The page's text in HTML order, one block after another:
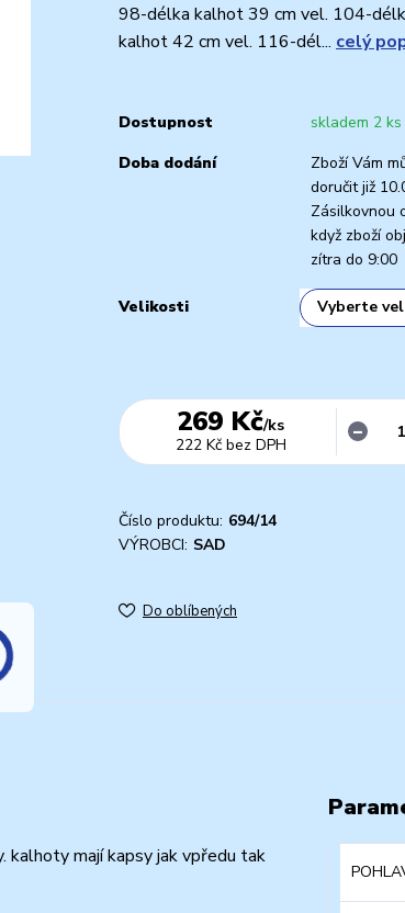
98-délka kalhot 39 cm vel. 104-
kalhot 42 cm vel. 116-dél... celý
Dostupnost
skladem 2 ks
Doba dodání
Zboží Vám
doručit již
Zásilkovnou
když zboží
zítra do 9:00
Velikosti
269 Kč/ks
222 Kč bez DPH
Číslo produktu: 694/14
VÝROBCI: SAD
Do oblíbených
mají kapsy jak vpředu tak